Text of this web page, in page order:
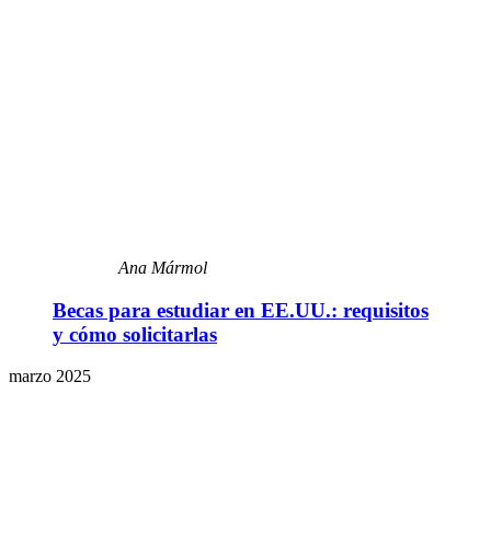
Ana Mármol
Becas para estudiar en EE.UU.: requisitos
y cómo solicitarlas
marzo 2025